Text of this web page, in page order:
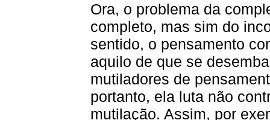
Ora, o problema da
completo, mas sim do
sentido, o pensamento
aquilo de que se
mutiladores de
portanto, ela luta não
mutilação. Assim, por